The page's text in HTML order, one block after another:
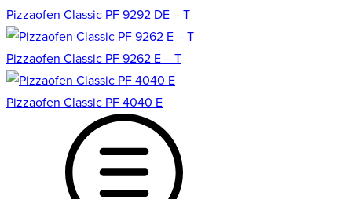
Pizzaofen Classic PF 9292 DE – T
Pizzaofen Classic PF 9262 E – T
Pizzaofen Classic PF 4040 E